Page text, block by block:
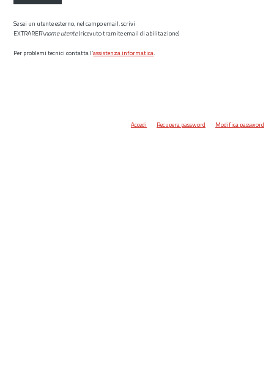
Se sei un utente esterno, nel campo email, scrivi
EXTRARER\nome utente(ricevuto tramite email di abilitazione)
Per problemi tecnici contatta l’assistenza informatica.
Accedi Recupera password Modifica password